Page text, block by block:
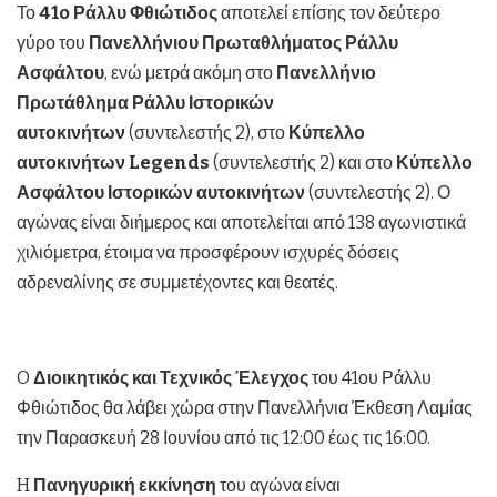
Το41o Ράλλυ Φθιώτιδοςαποτελεί επίσης τον δεύτερο
γύρο του Πανελλήνιου Πρωταθλήματος Ράλλυ
Ασφάλτου, ενώ μετρά ακόμη στο Πανελλήνιο
Πρωτάθλημα Ράλλυ Ιστορικών
αυτοκινήτων(συντελεστής 2), στο Κύπελλο
αυτοκινήτων Legends (συντελεστής 2) και στο Κύπελλο
Ασφάλτου Ιστορικώναυτοκινήτων(συντελεστής 2). Ο
αγώνας είναι διήμερος και αποτελείται από 138 αγωνιστικά
χιλιόμετρα, έτοιμα να προσφέρουν ισχυρές δόσεις
αδρεναλίνης σε συμμετέχοντες και θεατές.
O Διοικητικός και Τεχνικός Έλεγχοςτου 41ου Ράλλυ
Φθιώτιδος θα λάβει χώρα στην Πανελλήνια Έκθεση Λαμίας
την Παρασκευή 28 Ιουνίου από τις 12:00 έως τις 16:00.
H Πανηγυρική εκκίνηση του αγώνα είναι